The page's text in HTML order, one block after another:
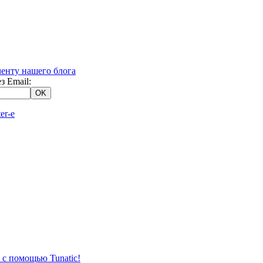
Email:
с помощью Tunatic!